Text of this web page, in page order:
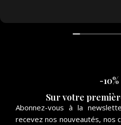
-10%
Sur votre
Abonnez-vous à la
recevez nos nouveautés, nos